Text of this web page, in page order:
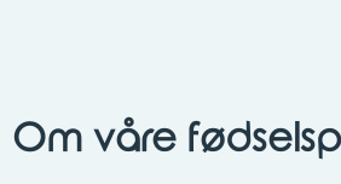
Om våre